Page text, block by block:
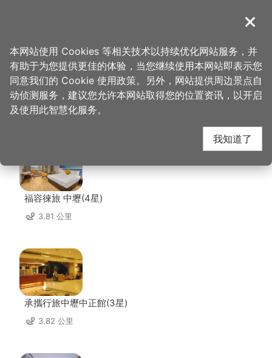
導覽
首页 > 想去的地方 > 美食、购物 > 爱地球木工坊
爱地球木工坊 周边住宿
福容徠旅 中壢(4星)
3.81 公里
承攜行旅中壢中正館(3星)
3.82 公里
关闭
本网站使用 Cookies 等相关技术以持续优化网站服务，并
有助于为您提供更佳的体验，当您继续使用本网站即表示您
同意我们的 Cookie 使用政策。另外，网站提供周边景点自
动侦测服务，建议您允许本网站取得您的位置资讯，以开启
及使用此智慧化服务。
我知道了